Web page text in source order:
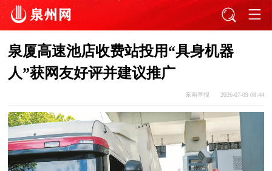
泉厦高速池店收费站投用“具身机器
人”获网友好评并建议推广
东南早报 2026-07-09 08:44